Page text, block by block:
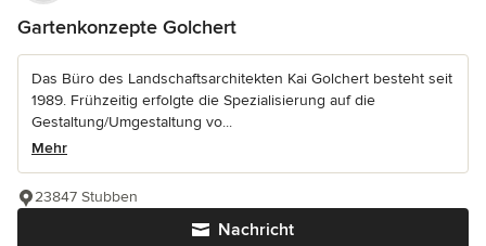
Gartenkonzepte Golchert
Das Büro des Landschaftsarchitekten Kai Golchert besteht seit
1989. Frühzeitig erfolgte die Spezialisierung auf die
Gestaltung/Umgestaltung vo...
Mehr
Nachricht
23847 Stubben